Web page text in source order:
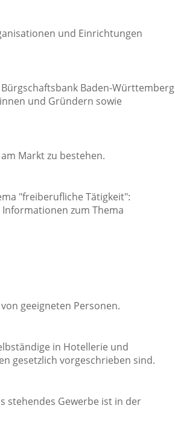
und Einrichtungen
Baden-Württemberg
und Gründern sowie
Markt zu bestehen.
"freiberufliche Tätigkeit":
zum Thema
geeigneten Personen.
in Hotellerie und
gesetzlich vorgeschrieben sind.
stehendes Gewerbe ist in der